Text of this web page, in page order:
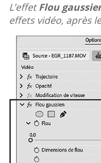
L’effetFlou
effets vidéo, après